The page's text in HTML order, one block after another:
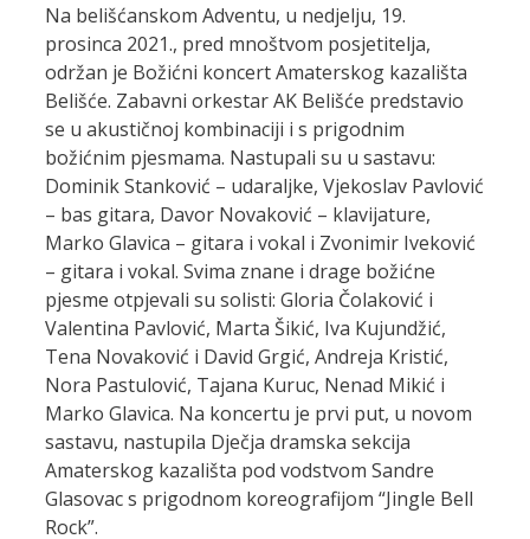
Na belišćanskom Adventu, u nedjelju, 19.
prosinca 2021., pred mnoštvom posjetitelja,
održan je Božićni koncert Amaterskog kazališta
Belišće. Zabavni orkestar AK Belišće predstavio
se u akustičnoj kombinaciji i s prigodnim
božićnim pjesmama. Nastupali su u sastavu:
Dominik Stanković – udaraljke, Vjekoslav Pavlović
– bas gitara, Davor Novaković – klavijature,
Marko Glavica – gitara i vokal i Zvonimir Iveković
– gitara i vokal. Svima znane i drage božićne
pjesme otpjevali su solisti: Gloria Čolaković i
Valentina Pavlović, Marta Šikić, Iva Kujundžić,
Tena Novaković i David Grgić, Andreja Kristić,
Nora Pastulović, Tajana Kuruc, Nenad Mikić i
Marko Glavica. Na koncertu je prvi put, u novom
sastavu, nastupila Dječja dramska sekcija
Amaterskog kazališta pod vodstvom Sandre
Glasovac s prigodnom koreografijom “Jingle Bell
Rock”.